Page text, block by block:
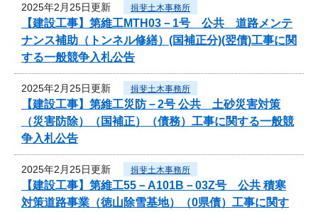
2025年2月25日更新 揖斐土木事務所
【建設工事】第維工MTH03－1号 公共 道路メンテ
ナンス補助（トンネル修繕）(国補正分)(翌債)工事に関
する一般競争入札公告
2025年2月25日更新 揖斐土木事務所
【建設工事】第維工災防－2号 公共 土砂災害対策
（災害防除）（国補正）（債務）工事に関する一般競
争入札公告
2025年2月25日更新 揖斐土木事務所
【建設工事】第維工55－A101B－03Z号 公共 積寒
対策道路事業（徳山除雪基地）（0県債）工事に関す